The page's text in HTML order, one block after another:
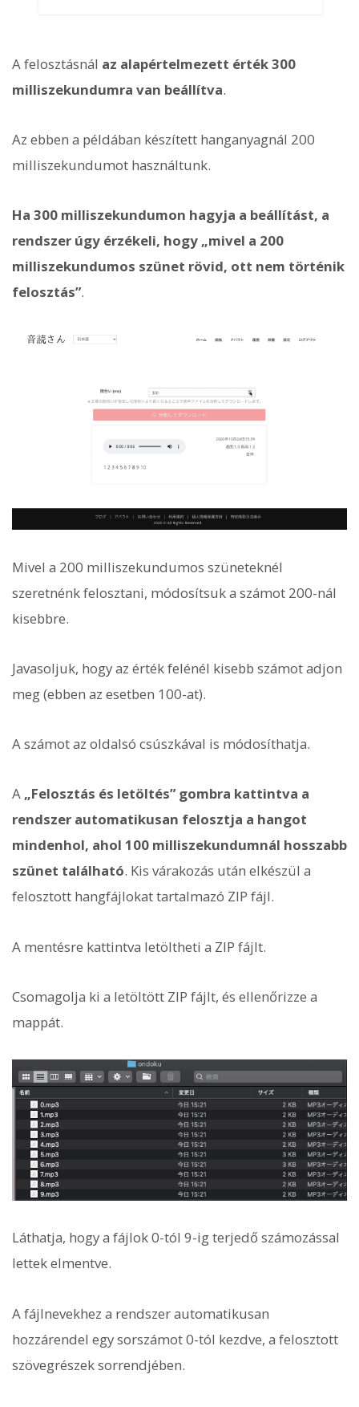
A felosztásnál az alapértelmezett érték 300
milliszekundumra van beállítva.
Az ebben a példában készített hanganyagnál 200
milliszekundumot használtunk.
Ha 300 milliszekundumon hagyja a beállítást, a
rendszer úgy érzékeli, hogy „mivel a 200
milliszekundumos szünet rövid, ott nem történik
felosztás”.
Mivel a 200 milliszekundumos szüneteknél
szeretnénk felosztani, módosítsuk a számot 200-nál
kisebbre.
Javasoljuk, hogy az érték felénél kisebb számot adjon
meg (ebben az esetben 100-at).
A számot az oldalsó csúszkával is módosíthatja.
A „Felosztás és letöltés” gombra kattintva a
rendszer automatikusan felosztja a hangot
mindenhol, ahol 100 milliszekundumnál hosszabb
szünet található. Kis várakozás után elkészül a
felosztott hangfájlokat tartalmazó ZIP fájl.
A mentésre kattintva letöltheti a ZIP fájlt.
Csomagolja ki a letöltött ZIP fájlt, és ellenőrizze a
mappát.
Láthatja, hogy a fájlok 0-tól 9-ig terjedő számozással
lettek elmentve.
A fájlnevekhez a rendszer automatikusan
hozzárendel egy sorszámot 0-tól kezdve, a felosztott
szövegrészek sorrendjében.